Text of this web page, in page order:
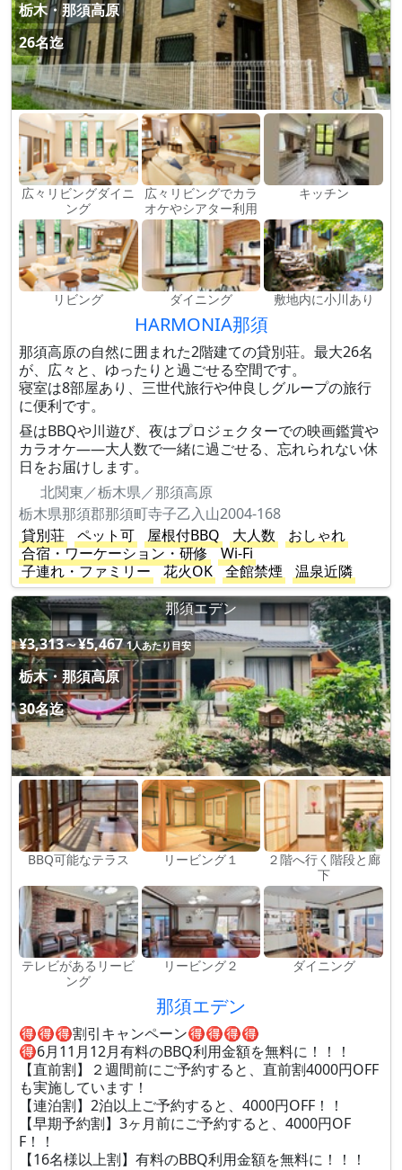
栃木・那須高原
26名迄
広々リビングダイニ
ング
広々リビングでカラ
オケやシアター利用
キッチン
リビング ダイニング 敷地内に小川あり
HARMONIA那須
那須高原の自然に囲まれた2階建ての貸別荘。最大26名
が、広々と、ゆったりと過ごせる空間です。
寝室は8部屋あり、三世代旅行や仲良しグループの旅行
に便利です。
昼はBBQや川遊び、夜はプロジェクターでの映画鑑賞や
カラオケ——大人数で一緒に過ごせる、忘れられない休
日をお届けします。
北関東／栃木県／那須高原
栃木県那須郡那須町寺子乙入山2004-168
貸別荘
ペット可 屋根付BBQ 大人数
おしゃれ
合宿・ワーケーション・研修
Wi-Fi
子連れ・ファミリー
花火OK 全館禁煙
温泉近隣
那須エデン
¥3,313～¥5,467 1人あたり目安
栃木・那須高原
30名迄
BBQ可能なテラス リービング１
２階へ行く階段と廊
下
テレビがあるリービ
ング
リービング２ ダイニング
那須エデン
🉐🉐🉐割引キャンペーン🉐🉐🉐🉐
🉐6月11月12月有料のBBQ利用金額を無料に！！！
【直前割】２週間前にご予約すると、直前割4000円OFF
も実施しています！
【連泊割】2泊以上ご予約すると、4000円OFF！！
【早期予約割】3ヶ月前にご予約すると、4000円OF
F！！
【16名様以上割】有料のBBQ利用金額を無料に！！！